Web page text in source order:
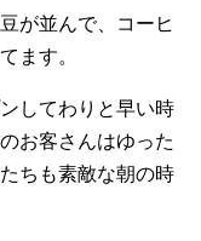
が並んで、コーヒ
ます。
してわりと早い時
お客さんはゆった
ちも素敵な朝の時